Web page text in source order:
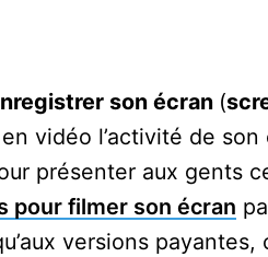
son écran (
vidéo l’activité de
présenter aux gents
pour filmer son écran
versions